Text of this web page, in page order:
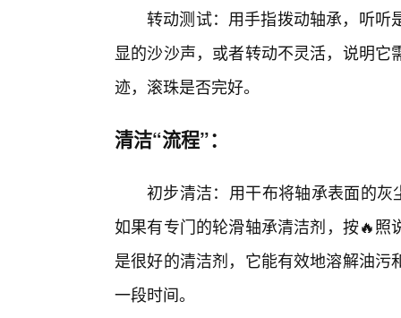
转动测试：用手指拨动轴承，听听
显的沙沙声，或者转动不灵活，说明
迹，滚珠是否完好。
清洁“流程”：
初步清洁：用干布将轴承表面的灰
如果有专门的轮滑轴承清洁剂，按🔥
是很好的清洁剂，它能有效地溶解油
一段时间。